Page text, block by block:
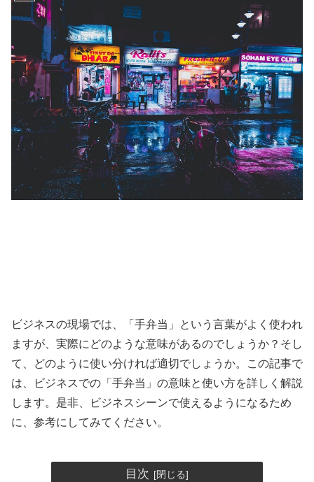
ビジネスの現場では、「手弁当」という言葉がよく使われ
ますが、実際にどのような意味があるのでしょうか？そし
て、どのように使い分ければ適切でしょうか。この記事で
は、ビジネスでの「手弁当」の意味と使い方を詳しく解説
します。是非、ビジネスシーンで使えるようになるため
に、参考にしてみてください。
目次